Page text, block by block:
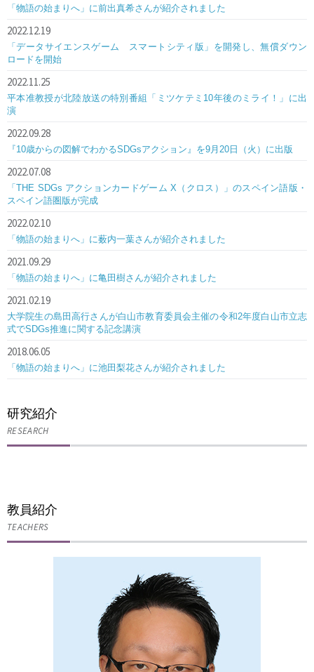
「物語の始まりへ」に前出真希さんが紹介されました
2022.12.19
「データサイエンスゲーム スマートシティ版」を開発し、無償ダウン
ロードを開始
2022.11.25
平本准教授が北陸放送の特別番組「ミツケテミ10年後のミライ！」に出
演
2022.09.28
『10歳からの図解でわかるSDGsアクション』を9月20日（火）に出版
2022.07.08
「THE SDGs アクションカードゲーム X（クロス）」のスペイン語版・
スペイン語圏版が完成
2022.02.10
「物語の始まりへ」に薮内一葉さんが紹介されました
2021.09.29
「物語の始まりへ」に亀田樹さんが紹介されました
2021.02.19
大学院生の島田高行さんが白山市教育委員会主催の令和2年度白山市立志
式でSDGs推進に関する記念講演
2018.06.05
「物語の始まりへ」に池田梨花さんが紹介されました
研究紹介
RESEARCH
教員紹介
TEACHERS